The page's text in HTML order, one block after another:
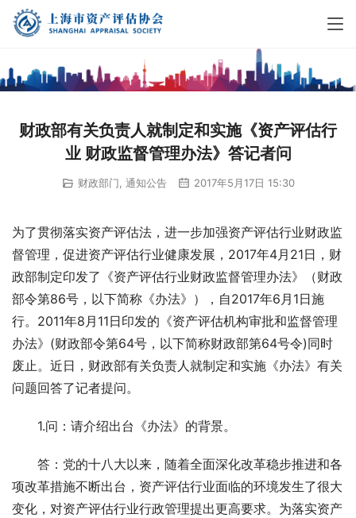
财政部有关负责人就制定和实施《资产评估行
业 财政监督管理办法》答记者问
财政部门 通知公告 2017年5月17日 15:30
为了贯彻落实资产评估法，进一步加强资产评估行业财政监
督管理，促进资产评估行业健康发展，2017年4月21日，财
政部制定印发了《资产评估行业财政监督管理办法》（财政
部令第86号，以下简称《办法》），自2017年6月1日施
行。2011年8月11日印发的《资产评估机构审批和监督管理
办法》(财政部令第64号，以下简称财政部第64号令)同时
废止。近日，财政部有关负责人就制定和实施《办法》有关
问题回答了记者提问。
1.问：请介绍出台《办法》的背景。
答：党的十八大以来，随着全面深化改革稳步推进和各
项改革措施不断出台，资产评估行业面临的环境发生了很大
变化，对资产评估行业行政管理提出更高要求。为落实资产